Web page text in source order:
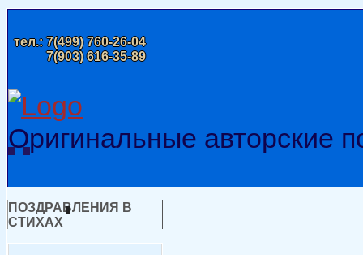
тел.:7(499) 760-26-04
7(903) 616-35-89
Оригинальные авторские
ПОЗДРАВЛЕНИЯ В
СТИХАХ